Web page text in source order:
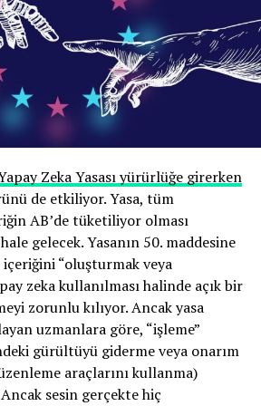
biçimlerinin örnekleme
Böylece araştırma, Türkiye
tek bir üretici veya kurum tipinin
yerine, sektörün farklı iş
biçimlerini mümkün olduğunca
değerlendirmeyi amaçladı.
deneyimleri üzerinden
kurumsal iletişimden
farklı bileşenleri
biçimde incelenmesi mümkün
temel sorunu gelir
sonuçlarından biri Türkiye’de
ekonomik sürdürülebilirliğine
atlamıyor mu?
davranışını taklit etmek olduğu
dinleyiciler bazen reklamları
reklamları
düzenli olarak iddia ediyorlar;
şirketi Bumper’ın anket verileri
davranışlara bakarak yaptığı
Zeka Yasası yürürlüğe girerken
de etkiliyor. Yasa, tüm
AB’de tüketiliyor olması
gelecek. Yasanın 50. maddesine
içeriğini “oluşturmak veya
zeka kullanılması halinde açık bir
zorunlu kılıyor. Ancak yasa
uzmanlara göre, “işleme”
gürültüyü giderme veya onarım
araçlarını kullanma)
sesin gerçekte hiç